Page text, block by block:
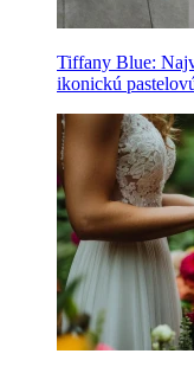
Tiffany Blue:
ikonickú